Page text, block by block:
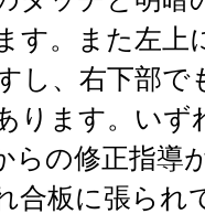
す。また左
し、右下部
ります。い
らの修正指導
合板に張ら